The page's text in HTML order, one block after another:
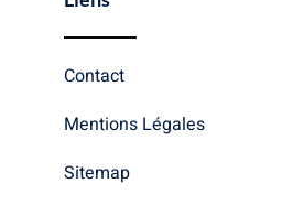
Contact
Mentions Légales
Sitemap